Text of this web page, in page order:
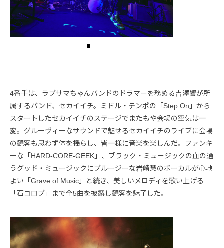
4番手は、ラブサマちゃんバンドのドラマーを務める吉澤響が所
属するバンド、セカイイチ。ミドル・テンポの「Step On」から
スタートしたセカイイチのステージでまたもや会場の空気は一
変。グルーヴィーなサウンドで魅せるセカイイチのライブに会場
の観客も思わず体を揺らし、皆一様に音楽を楽しんだ。ファンキ
ーな「HARD-CORE-GEEK」、ブラック・ミュージックの血の通
うグッド・ミュージックにブルージーな岩崎慧のボーカルが心地
よい「Grave of Music」と続き、美しいメロディを歌い上げる
「石コロブ」まで全5曲を披露し観客を魅了した。